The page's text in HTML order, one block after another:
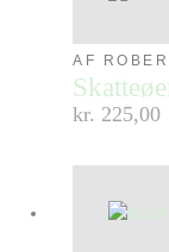
AF
kr. 225,00